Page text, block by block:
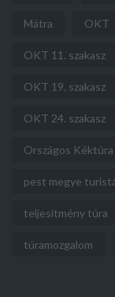
Mátra OKT
OKT 11. szakasz
OKT 19. szakasz
OKT 24. szakasz
Országos Kéktúra
pest megye
teljesítmény túra
túramozgalom